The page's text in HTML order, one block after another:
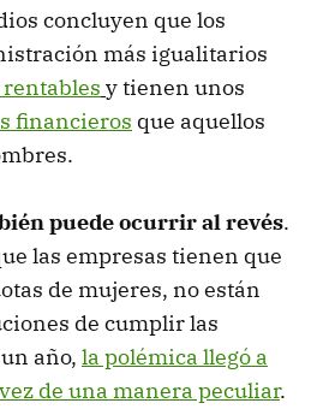
concluyen que los
más igualitarios
y tienen unos
financieros que aquellos
puede ocurrir al revés.
las empresas tienen que
de mujeres, no están
de cumplir las
año, la polémica llegó a
de una manera peculiar.